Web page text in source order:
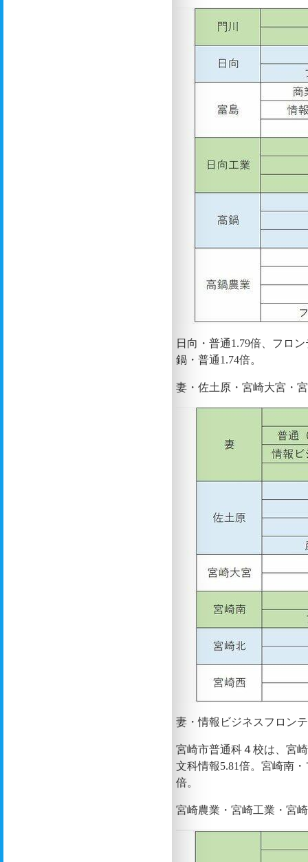
日向・普通1.79倍、フロ
鍋・普通1.74倍。
妻・佐土原・宮崎大宮・
妻・情報ビジネスフロン
宮崎市普通科４校は、宮
文科情報5.81倍。宮崎南
倍。
宮崎農業・宮崎工業・宮